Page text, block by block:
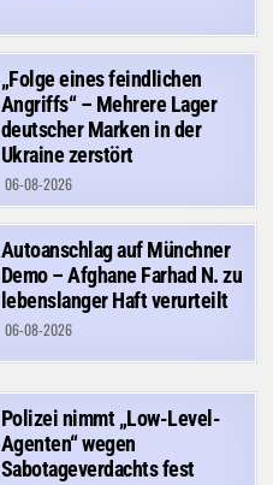
„Folge eines feindlichen
Angriffs“ – Mehrere Lager
deutscher Marken in der
Ukraine zerstört
06-08-2026
Autoanschlag auf Münchner
Demo – Afghane Farhad N. zu
lebenslanger Haft verurteilt
06-08-2026
Polizei nimmt „Low-Level-
Agenten“ wegen
Sabotageverdachts fest